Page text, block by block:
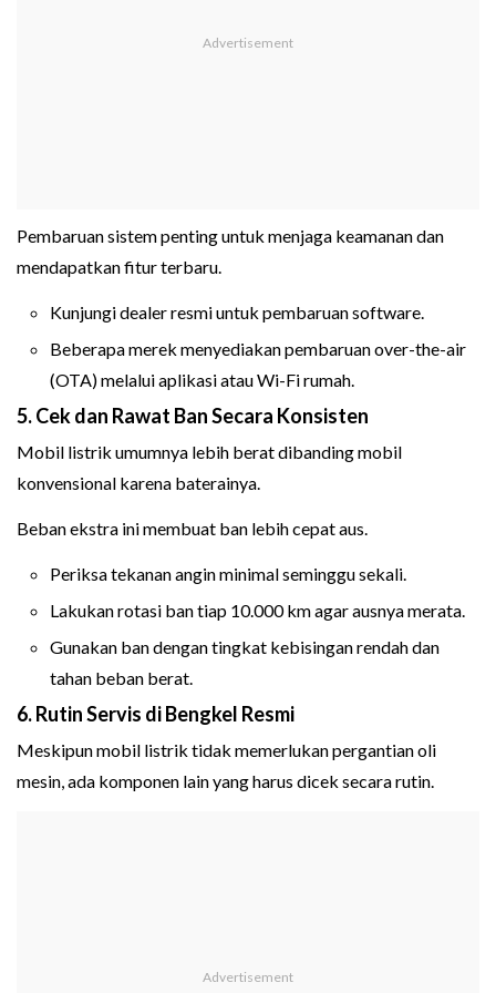
Pembaruan sistem penting untuk menjaga keamanan dan
mendapatkan fitur terbaru.
Kunjungi dealer resmi untuk pembaruan software.
Beberapa merek menyediakan pembaruan over-the-air
(OTA) melalui aplikasi atau Wi-Fi rumah.
5. Cek dan Rawat Ban Secara Konsisten
Mobil listrik umumnya lebih berat dibanding mobil
konvensional karena baterainya.
Beban ekstra ini membuat ban lebih cepat aus.
Periksa tekanan angin minimal seminggu sekali.
Lakukan rotasi ban tiap 10.000 km agar ausnya merata.
Gunakan ban dengan tingkat kebisingan rendah dan
tahan beban berat.
6. Rutin Servis di Bengkel Resmi
Meskipun mobil listrik tidak memerlukan pergantian oli
mesin, ada komponen lain yang harus dicek secara rutin.